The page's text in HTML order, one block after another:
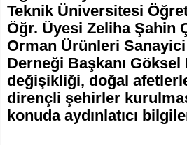
Teknik Üniversitesi
Öğr. Üyesi Zeliha Şahin
Orman Ürünleri Sanayici
Derneği Başkanı
değişikliği, doğal
dirençli şehirler
konuda aydınlatıcı